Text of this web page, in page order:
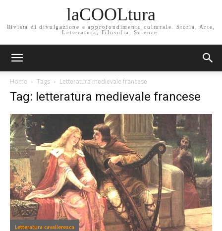
laCOOLtura
Rivista di divulgazione e approfondimento culturale. Storia, Arte,
Letteratura, Filosofia, Scienze.
Home Tags Letteratura medievale francese
Tag: letteratura medievale francese
Letteratura cavalleresca